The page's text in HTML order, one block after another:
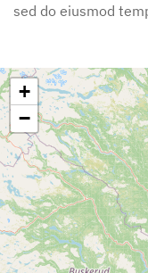
sed do eiusmod
+
−